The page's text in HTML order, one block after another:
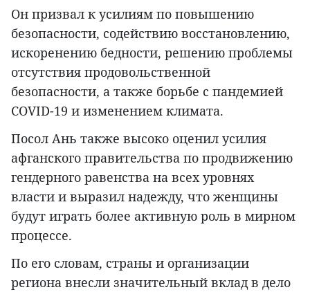
Он призвал к усилиям по повышению
безопасности, содействию восстановлению,
искоренению бедности, решению проблемы
отсутствия продовольственной
безопасности, а также борьбе с пандемией
COVID-19 и изменением климата.
Посол Ань также высоко оценил усилия
афганского правительства по продвижению
гендерного равенства на всех уровнях
власти и выразил надежду, что женщины
будут играть более активную роль в мирном
процессе.
По его словам, страны и организации
региона внесли значительный вклад в дело